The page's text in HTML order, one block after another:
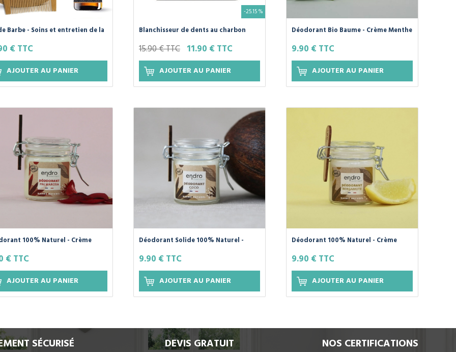
Barbe - Soins et entretien de la
€ TTC
AJOUTER AU PANIER
-25.15 %
Blanchisseur de dents au charbon
15.90 € TTC 11.90 € TTC
AJOUTER AU PANIER
Déodorant Bio Baume - Crème Menthe
9.90 € TTC
AJOUTER AU PANIER
100% Naturel - Crème
€ TTC
AJOUTER AU PANIER
Déodorant Solide 100% Naturel -
essentielles
9.90 € TTC
AJOUTER AU PANIER
Déodorant 100% Naturel - Crème
9.90 € TTC
AJOUTER AU PANIER
SÉCURISÉ DEVIS GRATUIT NOS CERTIFICATIONS